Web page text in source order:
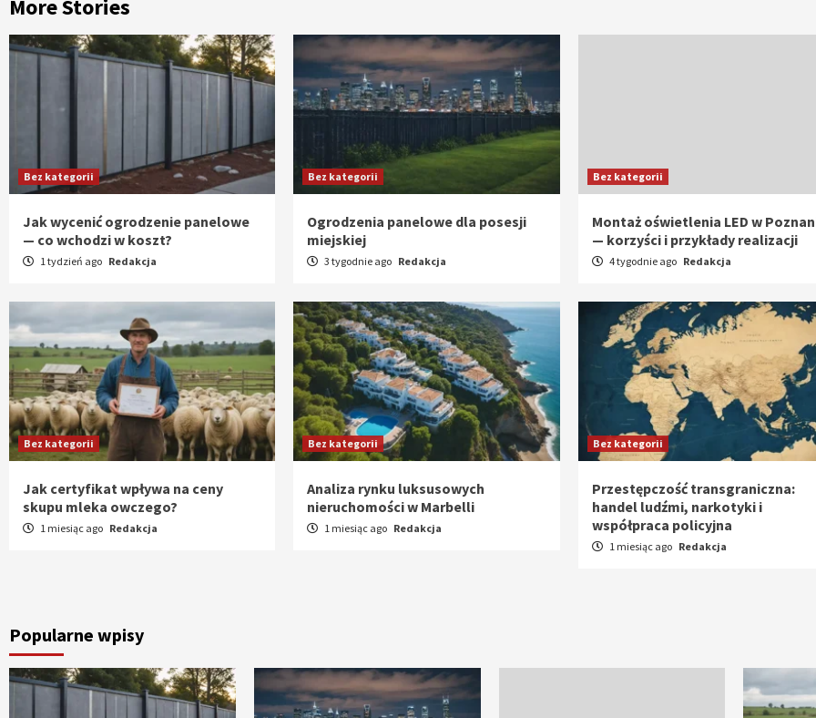
More Stories
Bez kategorii
Jak wycenić ogrodzenie panelowe
— co wchodzi w koszt?
1 tydzień ago Redakcja
Bez kategorii
Ogrodzenia panelowe dla posesji
miejskiej
3 tygodnie ago Redakcja
Bez kategorii
Montaż oświetlenia LED w
— korzyści i przykłady realizacji
4 tygodnie ago Redakcja
Bez kategorii
Jak certyfikat wpływa na ceny
skupu mleka owczego?
1 miesiąc ago Redakcja
Bez kategorii
Analiza rynku luksusowych
nieruchomości w Marbelli
1 miesiąc ago Redakcja
Bez kategorii
Przestępczość transgraniczna:
handel ludźmi, narkotyki i
współpraca policyjna
1 miesiąc ago Redakcja
Popularne wpisy